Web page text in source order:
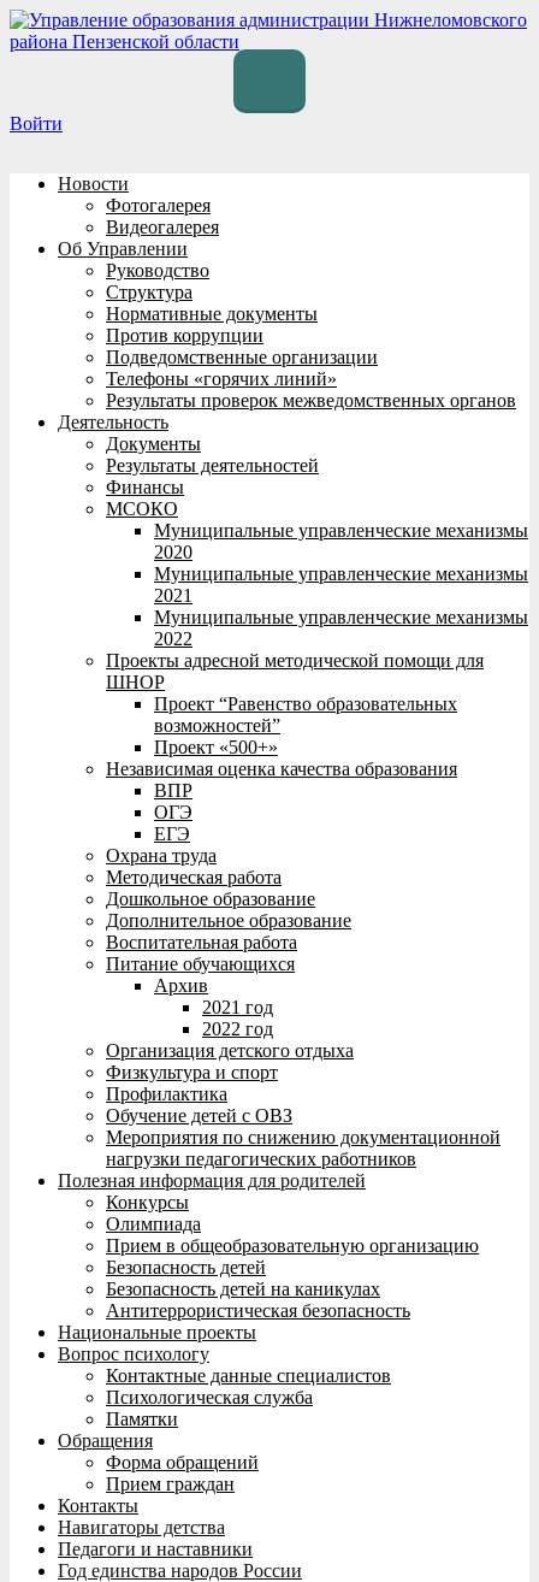
Перейти
к
Войти
Новости
Фотогалерея
Видеогалерея
Об Управлении
Руководство
Структура
Нормативные документы
Против коррупции
Подведомственные организации
Телефоны «горячих линий»
Результаты проверок межведомственных органов
Деятельность
Документы
Результаты деятельностей
Финансы
МСОКО
Муниципальные управленческие механизмы
2020
Муниципальные управленческие механизмы
2021
Муниципальные управленческие механизмы
2022
Проекты адресной методической помощи для
ШНОР
Проект “Равенство образовательных
возможностей”
Проект «500+»
Независимая оценка качества образования
ВПР
ОГЭ
ЕГЭ
Охрана труда
Методическая работа
Дошкольное образование
Дополнительное образование
Воспитательная работа
Питание обучающихся
Архив
2021 год
2022 год
Организация детского отдыха
Физкультура и спорт
Профилактика
Обучение детей с ОВЗ
Мероприятия по снижению документационной
нагрузки педагогических работников
Полезная информация для родителей
Конкурсы
Олимпиада
Прием в общеобразовательную организацию
Безопасность детей
Безопасность детей на каникулах
Антитеррористическая безопасность
Национальные проекты
Вопрос психологу
Контактные данные специалистов
Психологическая служба
Памятки
Обращения
Форма обращений
Прием граждан
Контакты
Навигаторы детства
Педагоги и наставники
Год единства народов России